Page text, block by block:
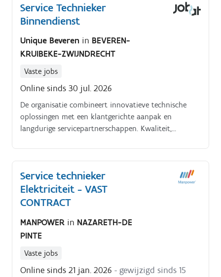
Service Technieker
Binnendienst
Unique Beveren in BEVEREN-
KRUIBEKE-ZWIJNDRECHT
Vaste jobs
Online sinds 30 jul. 2026
De organisatie combineert innovatieve technische
oplossingen met een klantgerichte aanpak en
langdurige servicepartnerschappen. Kwaliteit,
Service technieker
Elektriciteit - VAST
CONTRACT
MANPOWER in NAZARETH-DE
PINTE
Vaste jobs
Online sinds 21 jan. 2026 - gewijzigd sinds 15